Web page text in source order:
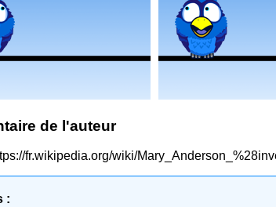
de l'auteur
fr.wikipedia.org/wiki/
: